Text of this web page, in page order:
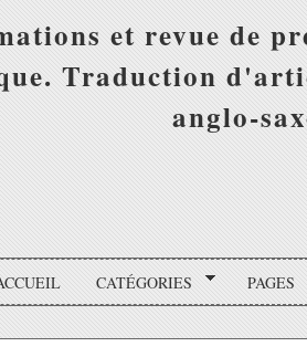
et revue de
Traduction
anglo-
CATÉGORIES PAGES